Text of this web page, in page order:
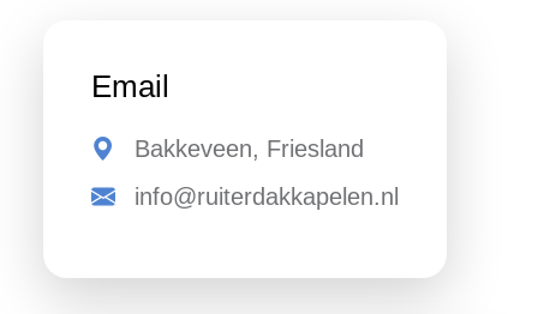
Email
Bakkeveen, Friesland
info@ruiterdakkapelen.nl